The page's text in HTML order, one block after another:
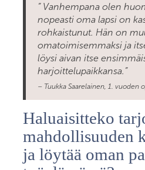
” Vanhempana olen
nopeasti oma lapsi on
rohkaistunut. Hän on
omatoimisemmaksi ja
löysi aivan itse
harjoittelupaikkansa.”
– Tuukka Saarelainen, 1. vuoden
Haluaisitteko
mahdollisuuden
ja löytää oman